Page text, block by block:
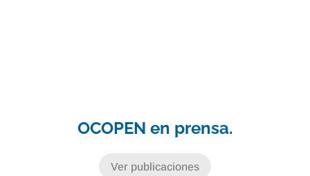
OCOPEN en prensa.
Ver publicaciones